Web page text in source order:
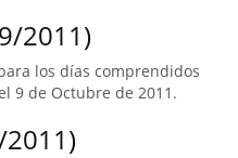
2011)
los días comprendidos
9 de Octubre de 2011.